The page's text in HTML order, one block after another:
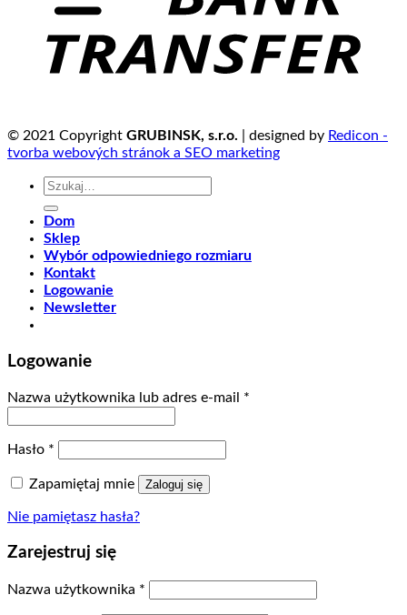
© 2021 Copyright GRUBINSK, s.r.o. | designed by Redicon -
tvorba webových stránok a SEO marketing
Szukaj:
Dom
Sklep
Wybór odpowiedniego rozmiaru
Kontakt
Logowanie
Newsletter
Logowanie
Nazwa użytkownika lub adres e-mail *
Hasło *
Zapamiętaj mnie Zaloguj się
Nie pamiętasz hasła?
Zarejestruj się
Nazwa użytkownika *